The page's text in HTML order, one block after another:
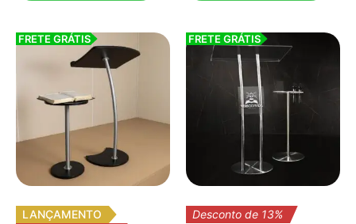
FRETE GRÁTIS
LANÇAMENTO
FRETE GRÁTIS
Desconto de 13%